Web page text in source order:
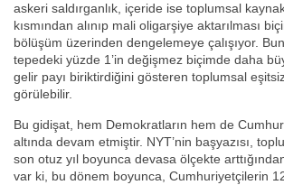
askeri saldırganlık, içeride ise toplumsal
kısmından alınıp mali oligarşiye aktarılması
bölüşüm üzerinden dengelemeye çalışıyor.
tepedeki yüzde 1’in değişmez biçimde daha
gelir payı biriktirdiğini gösteren toplumsal
görülebilir.
Bu gidişat, hem Demokratların hem de
altında devam etmiştir. NYT’nin başyazısı,
son otuz yıl boyunca devasa ölçekte
var ki, bu dönem boyunca, Cumhuriyetçilerin 12